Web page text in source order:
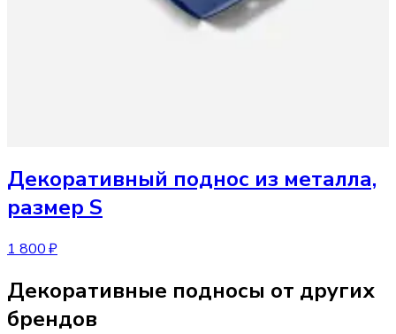
Декоративный поднос из металла,
размер S
1 800 ₽
Декоративные подносы от других
брендов